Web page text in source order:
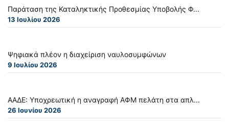
Παράταση της Καταληκτικής Προθεσμίας Υποβολής Φ...
13 Ιουλίου 2026
Ψηφιακά πλέον η διαχείριση ναυλοσυμφώνων
9 Ιουλίου 2026
ΑΑΔΕ: Υποχρεωτική η αναγραφή ΑΦΜ πελάτη στα απλ...
26 Ιουνίου 2026